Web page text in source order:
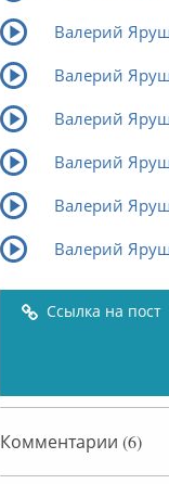
Валерий
Валерий
Валерий
Валерий
Валерий
Валерий
Ссылка на пост
Комментарии (6)